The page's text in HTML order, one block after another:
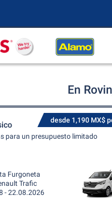
En
desde 1,190 MX$
para un presupuesto limitado
Furgoneta
Trafic
- 22.08.2026